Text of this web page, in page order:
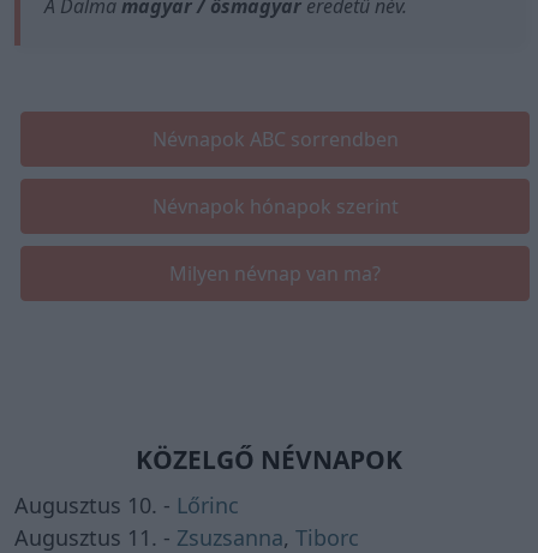
A Dalmamagyar / ősmagyar eredetű név.
Névnapok ABC sorrendben
Névnapok hónapok szerint
Milyen névnap van ma?
KÖZELGŐ NÉVNAPOK
Augusztus 10. - Lőrinc
Augusztus 11. - Zsuzsanna, Tiborc